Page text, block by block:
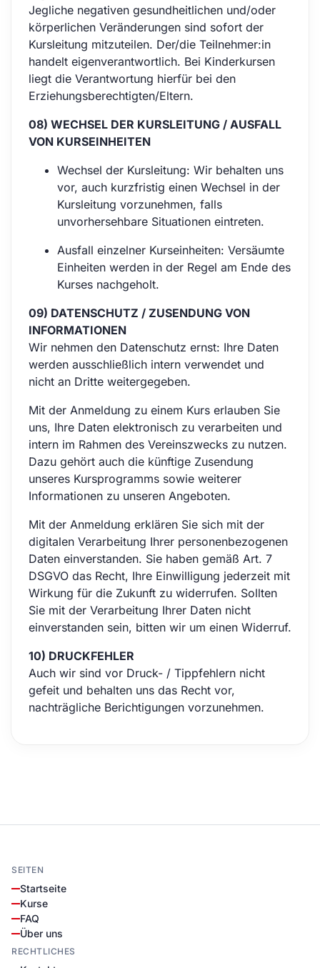
Jegliche negativen gesundheitlichen und/oder
körperlichen Veränderungen sind sofort der
Kursleitung mitzuteilen. Der/die Teilnehmer:in
handelt eigenverantwortlich. Bei Kinderkursen
liegt die Verantwortung hierfür bei den
Erziehungsberechtigten/Eltern.
08) WECHSEL DER KURSLEITUNG / AUSFALL
VON KURSEINHEITEN
Wechsel der Kursleitung: Wir behalten uns
vor, auch kurzfristig einen Wechsel in der
Kursleitung vorzunehmen, falls
unvorhersehbare Situationen eintreten.
Ausfall einzelner Kurseinheiten: Versäumte
Einheiten werden in der Regel am Ende des
Kurses nachgeholt.
09) DATENSCHUTZ / ZUSENDUNG VON
INFORMATIONEN
Wir nehmen den Datenschutz ernst: Ihre Daten
werden ausschließlich intern verwendet und
nicht an Dritte weitergegeben.
Mit der Anmeldung zu einem Kurs erlauben Sie
uns, Ihre Daten elektronisch zu verarbeiten und
intern im Rahmen des Vereinszwecks zu nutzen.
Dazu gehört auch die künftige Zusendung
unseres Kursprogramms sowie weiterer
Informationen zu unseren Angeboten.
Mit der Anmeldung erklären Sie sich mit der
digitalen Verarbeitung Ihrer personenbezogenen
Daten einverstanden. Sie haben gemäß Art. 7
DSGVO das Recht, Ihre Einwilligung jederzeit mit
Wirkung für die Zukunft zu widerrufen. Sollten
Sie mit der Verarbeitung Ihrer Daten nicht
einverstanden sein, bitten wir um einen Widerruf.
10) DRUCKFEHLER
Auch wir sind vor Druck- / Tippfehlern nicht
gefeit und behalten uns das Recht vor,
nachträgliche Berichtigungen vorzunehmen.
SEITEN
Startseite
Kurse
FAQ
Über uns
RECHTLICHES